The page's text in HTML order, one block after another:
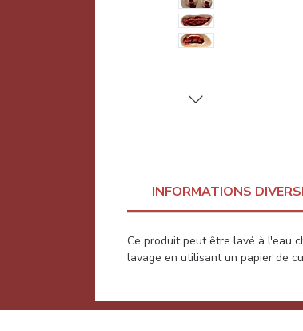
INFORMATIONS
Ce produit peut être lavé à l'eau
lavage en utilisant un papier de